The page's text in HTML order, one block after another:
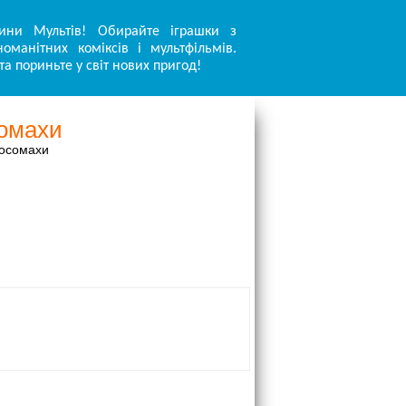
Мультів! Обирайте іграшки з
коміксів і мультфільмів.
пориньте у світ нових пригод!